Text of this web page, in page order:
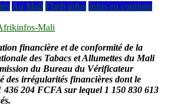
Au Mali Flash infos Infos en continus
Mali
financière et de conformité de la
des Tabacs et Allumettes du Mali
du Bureau du Vérificateur
des irrégularités financières dont le
436 204 FCFA sur lequel 1 150 830 613